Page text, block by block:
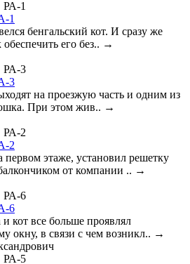
1
бенгальский кот. И сразу же
его без.. →
3
на проезжую часть и одним из
При этом жив.. →
2
этаже, установил решетку
от компании .. →
6
кот все больше проявлял
окну, в связи с чем возникл.. →